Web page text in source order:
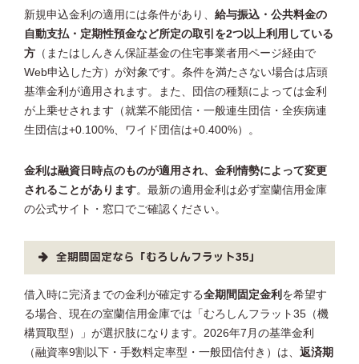
新規申込金利の適用には条件があり、 給与振込・公共料金の
自動支払・定期性預金など所定の取引を2つ以上利用している
方 （またはしんきん保証基金の住宅事業者用ページ経由で
Web申込した方）が対象です。条件を満たさない場合は店頭
基準金利が適用されます。また、団信の種類によっては金利
が上乗せされます（就業不能団信・一般連生団信・全疾病連
生団信は+0.100%、ワイド団信は+0.400%）。
金利は融資日時点のものが適用され、金利情勢によって変更
されることがあります。最新の適用金利は必ず室蘭信用金庫
の公式サイト・窓口でご確認ください。
全期間固定なら「むろしんフラット35」
借入時に完済までの金利が確定する全期間固定金利 を希望す
る場合、現在の室蘭信用金庫では「むろしんフラット35（機
構買取型）」が選択肢になります。2026年7月の基準金利
（融資率9割以下・手数料定率型・一般団信付き）は、 返済期